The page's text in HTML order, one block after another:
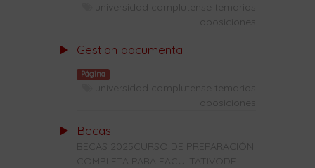
universidad complutense temarios
oposiciones
Gestion documental
Página
universidad complutense temarios
oposiciones
Becas
BECAS 2025CURSO DE PREPARACIÓN
COMPLETA PARA FACULTATIVODE